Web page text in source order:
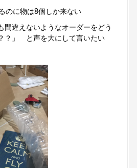
のに物は8個しか来ない
違えないようなオーダーをどう
？」 と声を大にして言いたい